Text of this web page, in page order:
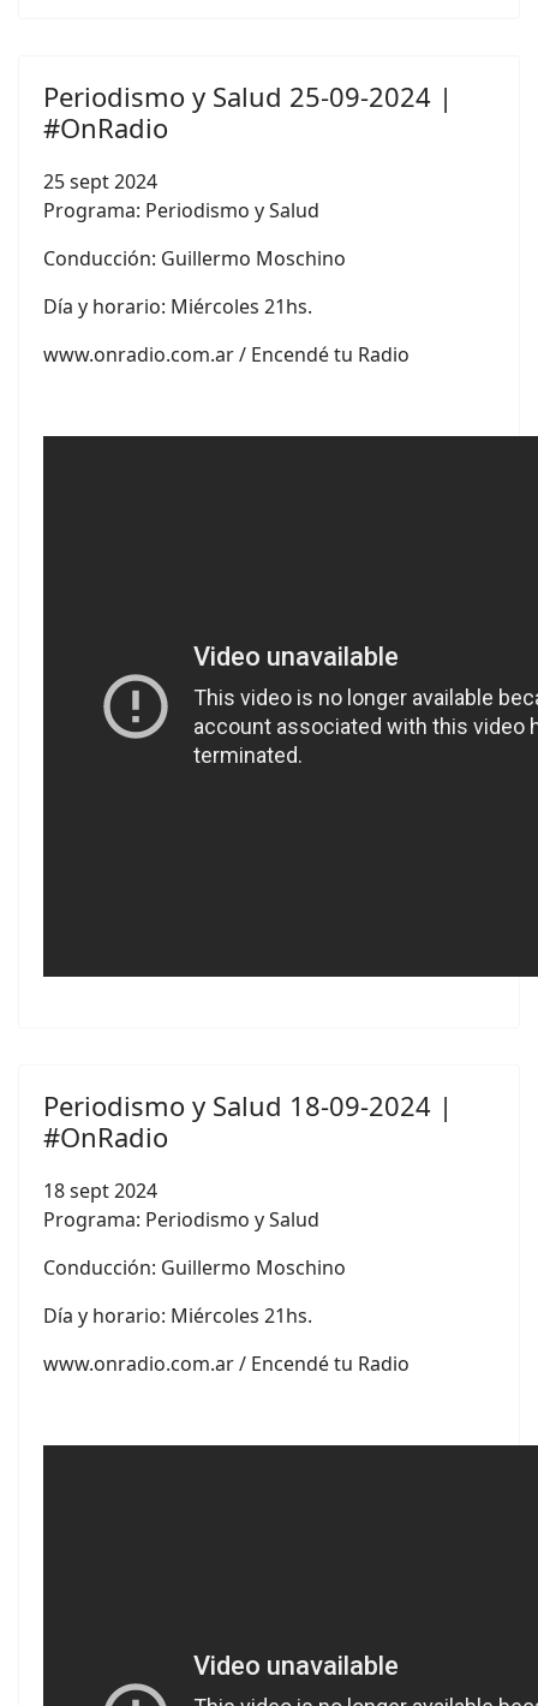
Periodismo y Salud 25-09-2024 |
#OnRadio
25 sept 2024
Programa: Periodismo y Salud
Conducción: Guillermo Moschino
Día y horario: Miércoles 21hs.
www.onradio.com.ar / Encendé tu Radio
Periodismo y Salud 18-09-2024 |
#OnRadio
18 sept 2024
Programa: Periodismo y Salud
Conducción: Guillermo Moschino
Día y horario: Miércoles 21hs.
www.onradio.com.ar / Encendé tu Radio